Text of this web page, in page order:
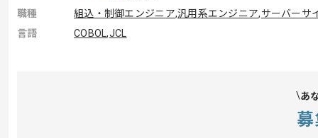
職種
組込・制御エンジニア,汎用系エンジニア,サーバーサ
言語
COBOL,JCL
あ